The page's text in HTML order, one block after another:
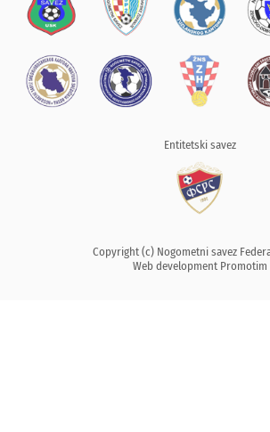
Entitetski savez
Copyright (c) Nogometni savez
Web development Promotim